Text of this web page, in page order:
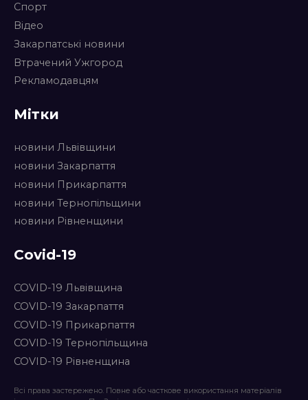
Спорт
Відео
Закарпатські новини
Втрачений Ужгород
Рекламодавцям
Мітки
новини Львівщини
новини Закарпаття
новини Прикарпаття
новини Тернопільщини
новини Рівненщини
Covid-19
COVID-19 Львівщина
COVID-19 Закарпаття
COVID-19 Прикарпаття
COVID-19 Тернопільщина
COVID-19 Рівненщина
Всі права застережено. Повне або часткове використання матеріалів